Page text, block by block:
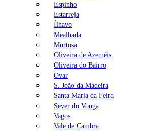
Espinho
Estarreja
Ílhavo
Mealhada
Murtosa
Oliveira de Azeméis
Oliveira do Bairro
Ovar
S. João da Madeira
Santa Maria da Feira
Sever do Vouga
Vagos
Vale de Cambra